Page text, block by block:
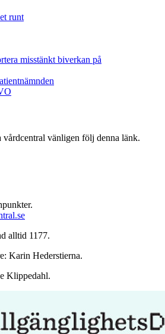
runt
misstänkt biverkan på
vårdcentral vänligen följ denna länk.
alltid 1177.
Karin Hederstierna.
Klippedahl.